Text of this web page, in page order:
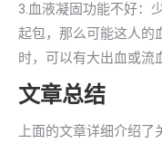
3.血液凝固功能不好：
起包，那么可能这人的
时，可以有大出血或流
文章总结
上面的文章详细介绍